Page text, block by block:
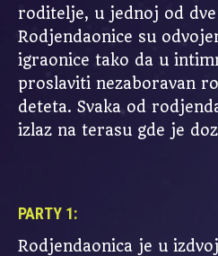
roditelje, u jednoj od
Rodjendaonice su
igraonice tako da u
proslaviti nezaboravan
deteta. Svaka od
izlaz na terasu gde je
PARTY 1:
Rodjendaonica je u